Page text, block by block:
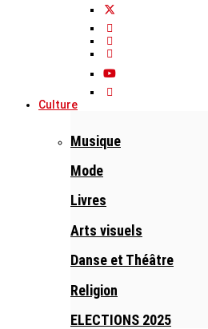
Culture
Musique
Mode
Livres
Arts visuels
Danse et Théâtre
Religion
ELECTIONS 2025